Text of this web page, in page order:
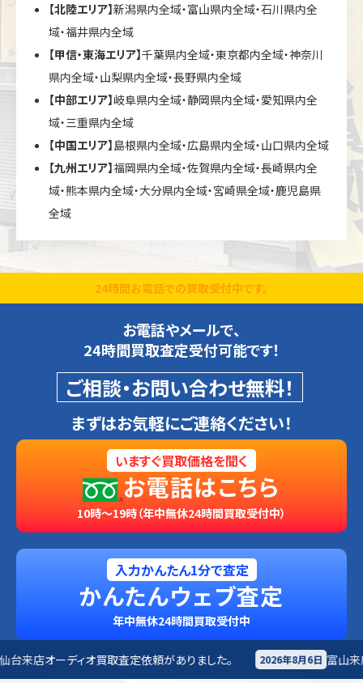
【北陸エリア】新潟県内全域・富山県内全域・石川県内全
域・福井県内全域
【甲信・東海エリア】千葉県内全域・東京都内全域・神奈川
県内全域・山梨県内全域・長野県内全域
【中部エリア】岐阜県内全域・静岡県内全域・愛知県内全
域・三重県内全域
【中国エリア】島根県内全域・広島県内全域・山口県内全域
【九州エリア】福岡県内全域・佐賀県内全域・長崎県内全
域・熊本県内全域・大分県内全域・宮崎県全域・鹿児島県
全域
24時間お電話での買取受付中です。
お電話やメールで、
24時間買取査定受付可能です！
ご相談・お問い合わせ無料！
まずはお気軽にご連絡ください！
いますぐ買取価格を聞く
お電話はこちら
10時～19時（年中無休24時間買取受付中）
入力かんたん1分で査定
かんたんウェブ査定
年中無休24時間買取受付中
頼がありました。 2026年8月6日 富山来店 その他買取査定依頼があ